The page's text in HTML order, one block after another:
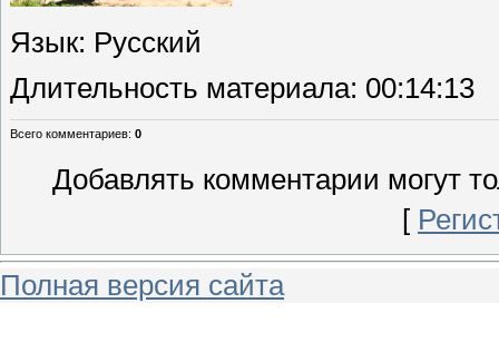
Язык: Русский
Длительность материала: 00:14:13
Всего комментариев: 0
Добавлять комментарии могут
[
Полная версия сайта